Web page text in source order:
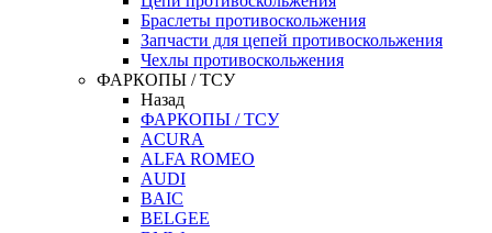
Браслеты противоскольжения
Запчасти для цепей противоскольжения
Чехлы противоскольжения
ФАРКОПЫ / ТСУ
Назад
ФАРКОПЫ / ТСУ
ACURA
ALFA ROMEO
AUDI
BAIC
BELGEE